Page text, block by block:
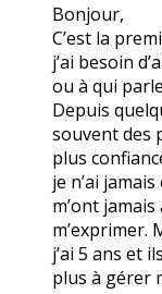
Bonjour,
C’est la
j’ai besoin
ou à qui
Depuis
souvent des
plus
je n’ai
m’ont
m’exprimer.
j’ai 5 ans et
plus à gérer